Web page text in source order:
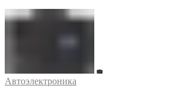
Автоэлектроника